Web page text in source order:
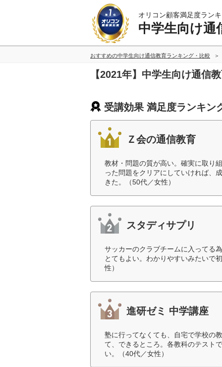
オリコン顧客満足度ラン
中学生向け通
おすすめの中学生向け通信教育ランキング・比較
【2021年】中学生向け通信
受講効果 満足度ランキン
Ｚ会の通信教育
教材・問題の質が高い。確実に取り
った問題をクリアにしていければ、
きた。（50代／女性）
スタディサプリ
サッカーのクラブチームに入ってる
とてもよい。わかりやすいみたいで
性）
進研ゼミ 中学講座
塾に行ってなくても、自宅で学校の
て、できるところ。各教科のテスト
い。（40代／女性）